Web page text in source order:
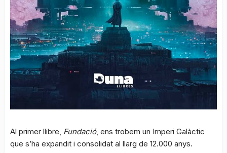
Al primer llibre, Fundació, ens trobem un Imperi Galàctic
que s’ha expandit i consolidat al llarg de 12.000 anys.